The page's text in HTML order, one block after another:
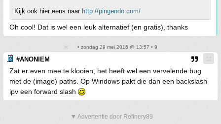
Kijk ook hier eens naar http://pingendo.com/
Oh cool! Dat is wel een leuk alternatief (en gratis), thanks
• zondag 29 mei 2016 @ 13:57 • 9
#ANONIEM
Zat er even mee te klooien, het heeft wel een vervelende bug
met de (image) paths. Op Windows pakt die dan een backslash
ipv een forward slash
▼ Advertentie door Refinery89